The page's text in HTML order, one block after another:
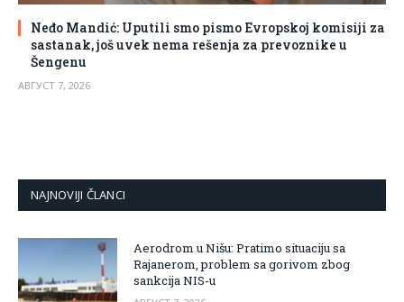
Neđo Mandić: Uputili smo pismo Evropskoj komisiji za
sastanak, još uvek nema rešenja za prevoznike u
Šengenu
АВГУСТ 7, 2026
NAJNOVIJI ČLANCI
Aerodrom u Nišu: Pratimo situaciju sa
Rajanerom, problem sa gorivom zbog
sankcija NIS-u